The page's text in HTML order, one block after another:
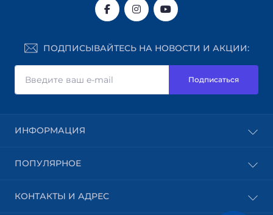
ПОДПИСЫВАЙТЕСЬ НА НОВОСТИ И АКЦИИ:
Подписаться
ИНФОРМАЦИЯ
Доставка
Пользовательское соглашение
ПОПУЛЯРНОЕ
Шпон
КОНТАКТЫ И АДРЕС